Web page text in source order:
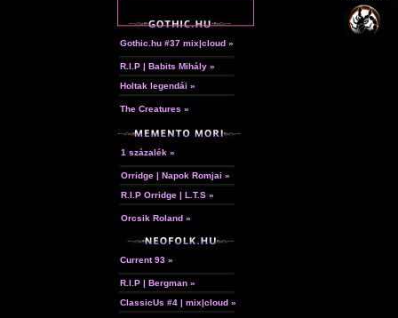
Gothic.hu #37 mix|cloud »
R.I.P | Babits Mihály »
Holtak legendái »
The Creatures »
1 százalék »
Orridge | Napok Romjai »
R.I.P Orridge | L.T.S »
Orcsik Roland »
Current 93 »
R.I.P | Bergman »
ClassicUs #4 | mix|cloud »